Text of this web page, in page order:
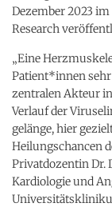
Dezember 2023
Research
„Eine
Patient*innen
zentralen Akteur
Verlauf der
gelänge, hier
Heilungschancen
Privatdozentin Dr.
Kardiologie und